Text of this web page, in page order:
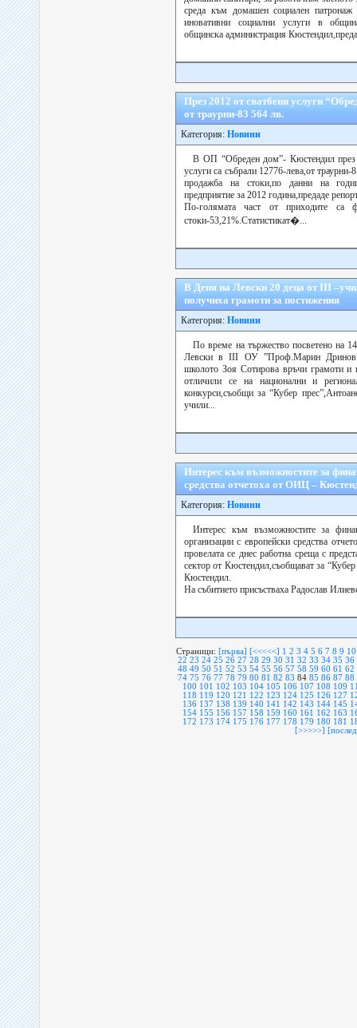
среда към домашен социален
иновативни социални услуги в
общинска администрация
През 2012 от сватбени услуги
от траурни-83 564 лв.
Категория: Новини
В ОП “Обреден дом”- Кюстендил през
услуги са събрали 12776-лева,от
продажба на стоки,по данни на
предприятие за 2012 година,предаде
По-голямата част от приходите са
стоки-53,21%.Статистикат�...
В Деня на Левски 20 деца от ІІІ
получиха грамоти за постижения
Категория: Новини
По време на тържество посветено на
Левски в ІІІ ОУ ”Проф.Марин
школото Зоя Сотирова връчи грамоти и
отличили се на национални и
конкурси,съобщи за “Кубер
учили...
Интерес към възможностите за
средства отчетоха от ОИЦ –
Категория: Новини
Интерес към възможностите за
организации с европейски средства
провелата се днес работна среща с
сектор от Кюстендил,съобщават за
Кюстендил.
На събитието присъстваха Радослав
Страници: [първа] [<<<<<] 1 2 3 4 5 6 7 8 9 10
22 23 24 25 26 27 28 29 30 31 32 33 34 35 36
48 49 50 51 52 53 54 55 56 57 58 59 60 61 62
74 75 76 77 78 79 80 81 82 83 84 85 86 87 88
100 101 102 103 104 105 106 107 108 109
118 119 120 121 122 123 124 125 126 127
136 137 138 139 140 141 142 143 144 145
154 155 156 157 158 159 160 161 162 163
172 173 174 175 176 177 178 179 180 181
[>>>>>]